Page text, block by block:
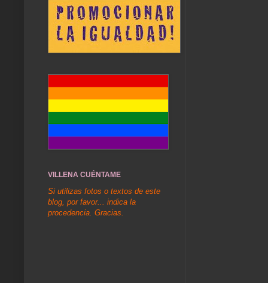
VILLENA CUÉNTAME
Si utilizas fotos o textos de este
blog, por favor... indica la
procedencia. Gracias.